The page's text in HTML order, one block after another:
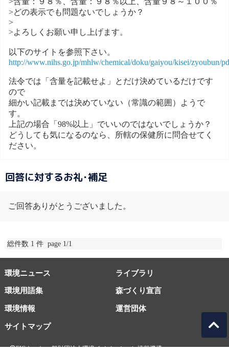
>どの表示でも問題ないでしょうか？
>
>よろしくお願い申し上げます。
以下のサイトを参照下さい。
http://www.nihs.go.jp/mhlw/chemical/doku/gaiyou/kisei/zyoubun/
法令では「含量を記載せよ」とだけ決めているだけです
ので
細かい記載までは決めていない（常識の範囲）ようで
す。
上記の場合「98%以上」でいいのではないでしょうか？
どうしても気になるのなら、所轄の保健所に問合せてく
ださい。
回答に対するお礼･補足
ご回答ありがとうございました。
総件数 1 件 page 1/1
環境ニュース ライブラリ
環境用語集 森づくり宣言
環境情報
サイトマップ
運営団体
EICネット 一般財団法人環境イノベーション情報機構